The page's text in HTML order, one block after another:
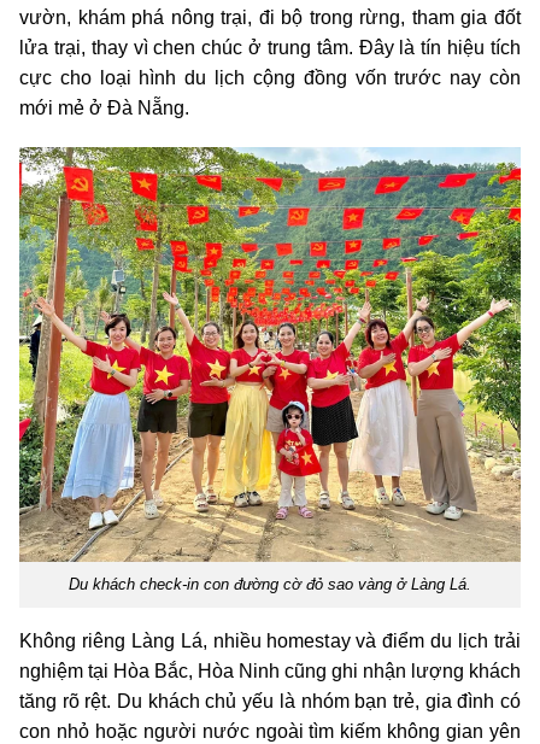
vườn, khám phá nông trại, đi bộ trong rừng, tham gia đốt
lửa trại, thay vì chen chúc ở trung tâm. Đây là tín hiệu tích
cực cho loại hình du lịch cộng đồng vốn trước nay còn
mới mẻ ở Đà Nẵng.
Du khách check-in con đường cờ đỏ sao vàng ở Làng Lá.
Không riêng Làng Lá, nhiều homestay và điểm du lịch trải
nghiệm tại Hòa Bắc, Hòa Ninh cũng ghi nhận lượng khách
tăng rõ rệt. Du khách chủ yếu là nhóm bạn trẻ, gia đình có
con nhỏ hoặc người nước ngoài tìm kiếm không gian yên